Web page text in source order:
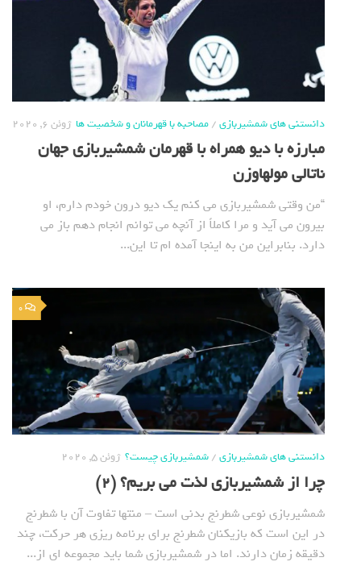
دانستنی های شمشیربازی/مصاحبه با قهرمانان و شخصیت ها ژوئن 6, 2020
مبارزه با دیو همراه با قهرمان شمشیربازی جهان
ناتالی مولهاوزن
“من وقتی شمشیربازی می کنم یک دیو درون خودم دارم، او
بیرون می آید و مرا کاملاً از آنچه می توانم انجام دهم باز می
دارد. بنابراین من به اینجا آمده ام تا این...
0
دانستنی های شمشیربازی/شمشیربازی چیست؟ ژوئن 5, 2020
چرا از شمشیربازی لذت می بریم؟ (2)
شمشیربازی نوعی شطرنج بدنی است – منتها تفاوت آن با شطرنج
در این است که بازیکنان شطرنج برای برنامه ریزی هر حرکت، چند
دقیقه زمان دارند. اما در شمشیربازی شما باید مجموعه ای از...